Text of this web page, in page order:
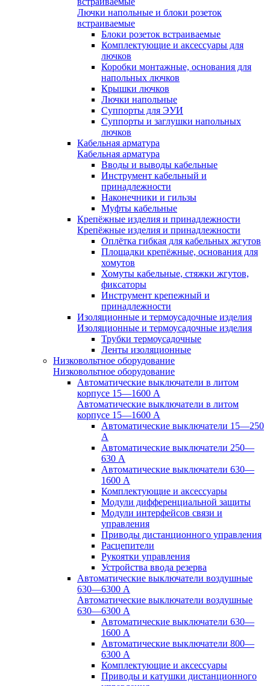
Лючки напольные и блоки розеток
встраиваемые
Блоки розеток встраиваемые
Комплектующие и аксессуары для
лючков
Коробки монтажные, основания для
напольных лючков
Крышки лючков
Лючки напольные
Суппорты для ЭУИ
Суппорты и заглушки напольных
лючков
Кабельная арматура
Кабельная арматура
Вводы и выводы кабельные
Инструмент кабельный и
принадлежности
Наконечники и гильзы
Муфты кабельные
Крепёжные изделия и принадлежности
Крепёжные изделия и принадлежности
Оплётка гибкая для кабельных жгутов
Площадки крепёжные, основания для
хомутов
Хомуты кабельные, стяжки жгутов,
фиксаторы
Инструмент крепежный и
принадлежности
Изоляционные и термоусадочные изделия
Изоляционные и термоусадочные изделия
Трубки термоусадочные
Ленты изоляционные
Низковольтное оборудование
Низковольтное оборудование
Автоматические выключатели в литом
корпусе 15—1600 А
Автоматические выключатели в литом
корпусе 15—1600 А
Автоматические выключатели 15—250
А
Автоматические выключатели 250—
630 А
Автоматические выключатели 630—
1600 А
Комплектующие и аксессуары
Модули дифференциальной защиты
Модули интерфейсов связи и
управления
Приводы дистанционного управления
Расцепители
Рукоятки управления
Устройства ввода резерва
Автоматические выключатели воздушные
630—6300 А
Автоматические выключатели воздушные
630—6300 А
Автоматические выключатели 630—
1600 А
Автоматические выключатели 800—
6300 А
Комплектующие и аксессуары
Приводы и катушки дистанционного